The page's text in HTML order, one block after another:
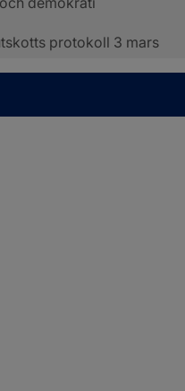
protokoll 3 mars